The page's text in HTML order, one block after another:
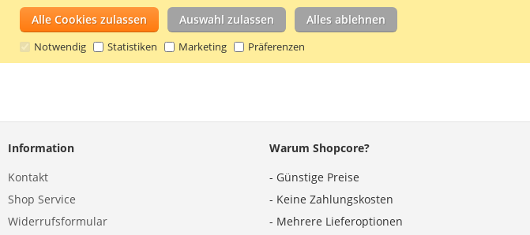
Alle Cookies zulassen Auswahl zulassen Alles ablehnen
Notwendig Statistiken Marketing Präferenzen
Information
Kontakt
Shop Service
Widerrufsformular
Warum Shopcore?
- Günstige Preise
- Keine Zahlungskosten
- Mehrere Lieferoptionen